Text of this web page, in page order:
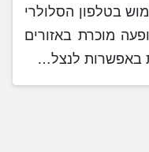
בטלפון הסלולרי
מוכרת באזורים
באפשרות לנצל…